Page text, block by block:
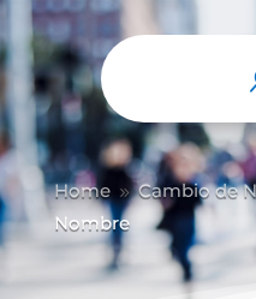
Abrir barra de
Home 9 Cambio de
Nombre